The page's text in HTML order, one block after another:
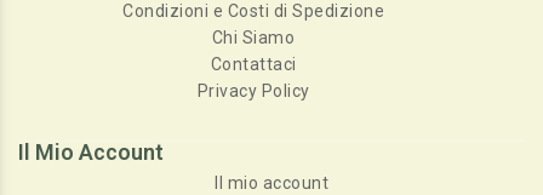
Condizioni e Costi di Spedizione
Chi Siamo
Contattaci
Privacy Policy
Il Mio Account
Il mio account